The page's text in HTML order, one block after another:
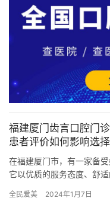
福建厦门齿言口腔门
患者评价如何影响选择
在福建厦门市，有一家备
它以优质的服务态度、舒
全民爱美 2024年1月7日